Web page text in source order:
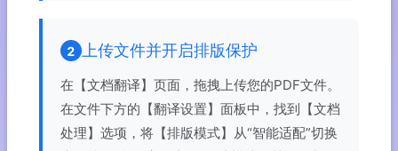
2 上传文件并开启排版保护
在【文档翻译】页面，拖拽上传您的PDF文件。
在文件下方的【翻译设置】面板中，找到【文档
处理】选项，将【排版模式】从“智能适配”切换